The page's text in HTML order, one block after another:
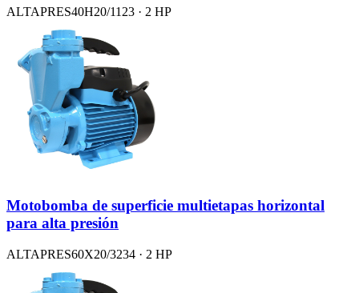
ALTAPRES40H20/1123 · 2 HP
Motobomba de superficie multietapas horizontal
para alta presión
ALTAPRES60X20/3234 · 2 HP